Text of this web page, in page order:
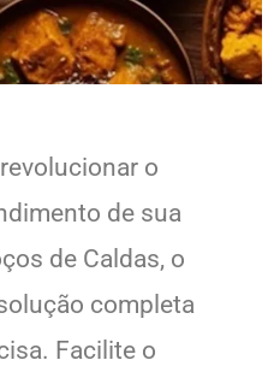
o
de sua
de Caldas, o
completa
Facilite o